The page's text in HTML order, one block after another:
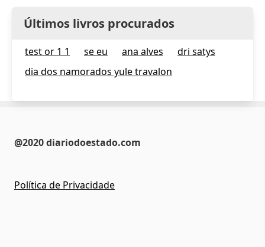
Últimos livros procurados
test or 1 1 se eu ana alves
dri satys
dia dos namorados yule travalon
@2020 diariodoestado.com
Política de Privacidade